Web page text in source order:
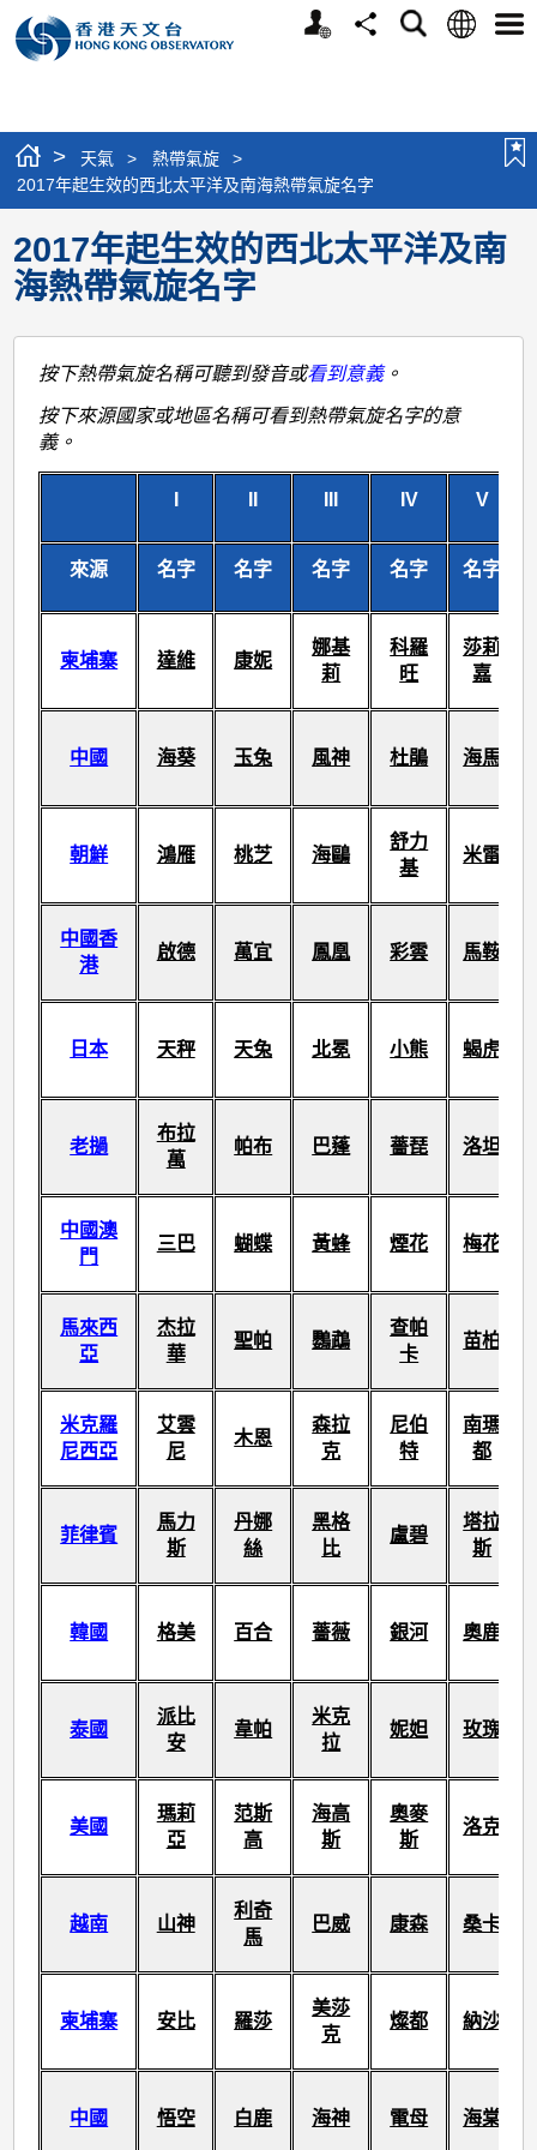
個
分
搜
語
選
> 天氣 > 熱帶氣旋
>
2017年起生效的西北太平洋及南海熱帶氣旋名字
2017年起生效的西北太平洋及南
海熱帶氣旋名字
按下熱帶氣旋名稱可聽到發音或看到意義。
按下來源國家或地區名稱可看到熱帶氣旋名字的意
義。
IV V
來源 名字 名字 名字 名字 名字
柬埔寨 達維 康妮
娜基
莉
科羅
旺
莎莉
嘉
中國 海葵 玉兔 風神 杜鵑 海馬
朝鮮 鴻雁 桃芝 海鷗
舒力
基
米雷
中國香
港
啟德 萬宜 鳳凰 彩雲 馬鞍
日本 天秤 天兔 北冕 小熊 蝎虎
老撾
布拉
萬
帕布 巴蓬 薔琵 洛坦
中國澳
門
三巴 蝴蝶 黃蜂 煙花 梅花
馬來西
亞
杰拉
華
聖帕 鸚鵡
查帕
卡
苗柏
米克羅
尼西亞
艾雲
尼
木恩
森拉
克
尼伯
特
南瑪
都
菲律賓
馬力
斯
丹娜
絲
黑格
比
盧碧
塔拉
斯
韓國 格美 百合 薔薇 銀河 奧鹿
泰國
派比
安
韋帕
米克
拉
妮妲 玫瑰
美國
瑪莉
亞
范斯
高
海高
斯
奧麥
斯
洛克
越南 山神
利奇
馬
巴威 康森 桑卡
柬埔寨 安比 羅莎
美莎
克
燦都 納沙
中國 悟空 白鹿 海神 電母 海棠